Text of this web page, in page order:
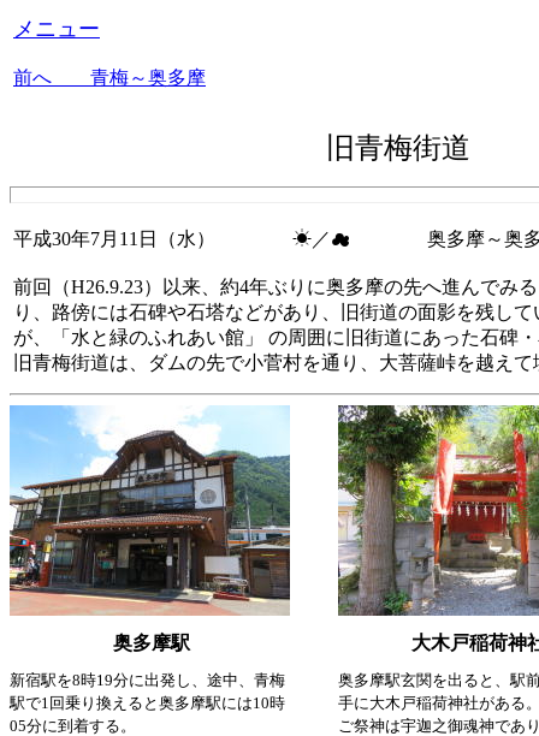
メニュー
前へ 青梅～奥多摩
旧青梅街道
平成30年7月11日（水） ☀／☁ 奥多摩～奥
前回（H26.9.23）以来、約4年ぶりに奥多摩の先へ進んでみ
り、路傍には石碑や石塔などがあり、旧街道の面影を残し
が、「水と緑のふれあい館」 の周囲に旧街道にあった石碑
旧青梅街道は、ダムの先で小菅村を通り、大菩薩峠を越え
奥多摩駅 大木戸稲荷神
新宿駅を8時19分に出発し、途中、青梅
駅で1回乗り換えると奥多摩駅には10時
05分に到着する。
奥多摩駅玄関を出ると、駅
手に大木戸稲荷神社がある
ご祭神は宇迦之御魂神であ